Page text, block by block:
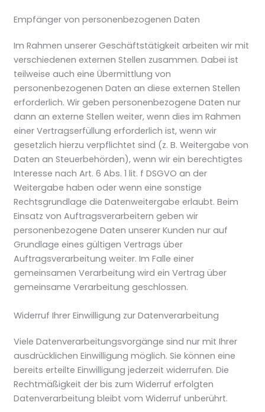
Empfänger von personenbezogenen Daten
Im Rahmen unserer Geschäftstätigkeit arbeiten wir mit
verschiedenen externen Stellen zusammen. Dabei ist
teilweise auch eine Übermittlung von
personenbezogenen Daten an diese externen Stellen
erforderlich. Wir geben personenbezogene Daten nur
dann an externe Stellen weiter, wenn dies im Rahmen
einer Vertragserfüllung erforderlich ist, wenn wir
gesetzlich hierzu verpflichtet sind (z. B. Weitergabe von
Daten an Steuerbehörden), wenn wir ein berechtigtes
Interesse nach Art. 6 Abs. 1 lit. f DSGVO an der
Weitergabe haben oder wenn eine sonstige
Rechtsgrundlage die Datenweitergabe erlaubt. Beim
Einsatz von Auftragsverarbeitern geben wir
personenbezogene Daten unserer Kunden nur auf
Grundlage eines gültigen Vertrags über
Auftragsverarbeitung weiter. Im Falle einer
gemeinsamen Verarbeitung wird ein Vertrag über
gemeinsame Verarbeitung geschlossen.
Widerruf Ihrer Einwilligung zur Datenverarbeitung
Viele Datenverarbeitungsvorgänge sind nur mit Ihrer
ausdrücklichen Einwilligung möglich. Sie können eine
bereits erteilte Einwilligung jederzeit widerrufen. Die
Rechtmäßigkeit der bis zum Widerruf erfolgten
Datenverarbeitung bleibt vom Widerruf unberührt.